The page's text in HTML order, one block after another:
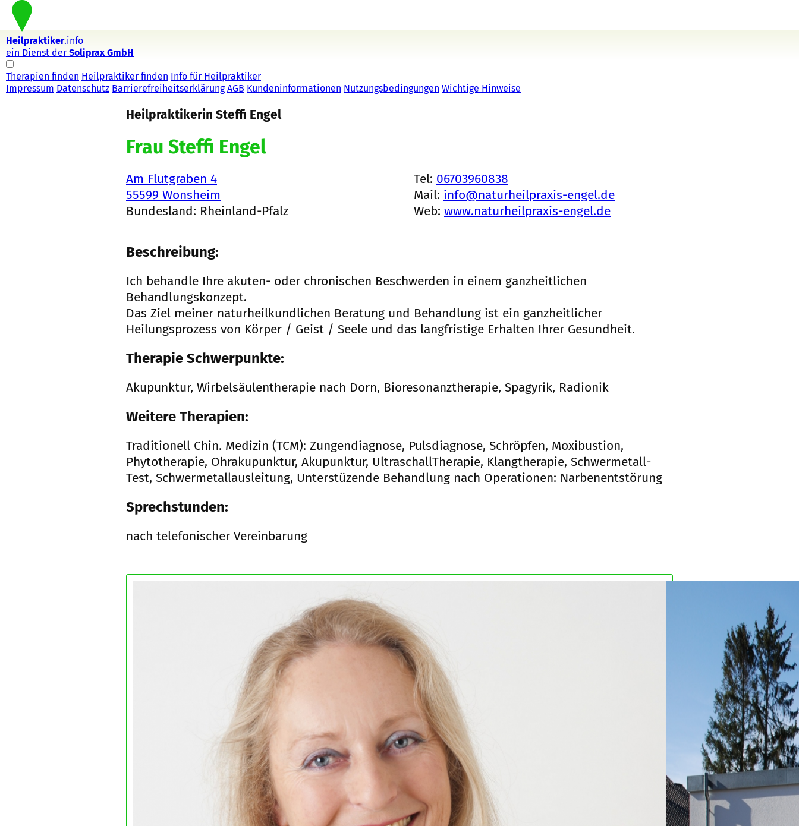
Heilpraktiker.info
ein Dienst der Soliprax GmbH
Therapien finden Heilpraktiker finden Info für Heilpraktiker
Impressum Datenschutz Barrierefreiheitserklärung AGB Kundeninformationen Nutzungsbedingungen Wichtige Hinweise
Heilpraktikerin Steffi Engel
Frau Steffi Engel
Am Flutgraben 4
55599 Wonsheim
Bundesland: Rheinland-Pfalz
Tel: 06703960838
Mail: info@naturheilpraxis-engel.de
Web: www.naturheilpraxis-engel.de
Beschreibung:
Ich behandle Ihre akuten- oder chronischen Beschwerden in einem ganzheitlichen
Behandlungskonzept.
Das Ziel meiner naturheilkundlichen Beratung und Behandlung ist ein ganzheitlicher
Heilungsprozess von Körper / Geist / Seele und das langfristige Erhalten Ihrer Gesundheit.
Therapie Schwerpunkte:
Akupunktur, Wirbelsäulentherapie nach Dorn, Bioresonanztherapie, Spagyrik, Radionik
Weitere Therapien:
Traditionell Chin. Medizin (TCM): Zungendiagnose, Pulsdiagnose, Schröpfen, Moxibustion,
Phytotherapie, Ohrakupunktur, Akupunktur, UltraschallTherapie, Klangtherapie, Schwermetall-
Test, Schwermetallausleitung, Unterstüzende Behandlung nach Operationen: Narbenentstörung
Sprechstunden:
nach telefonischer Vereinbarung